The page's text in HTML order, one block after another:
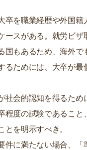
卒を職業経歴や外国籍
ースがある。就労ビザ
国もあるため、海外で
るためには、大卒が最
社会的認知を得るた
程度の試験であること
とを明示すべき。
件に満たない場合、